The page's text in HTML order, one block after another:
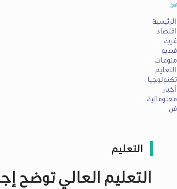
الرئيسية
اقتصاد
غربة
فيديو
منوعات
التعليم
تكنولوجيا
أخبار
معلوماتية
فن
التعليم
التعليم العالي توضح